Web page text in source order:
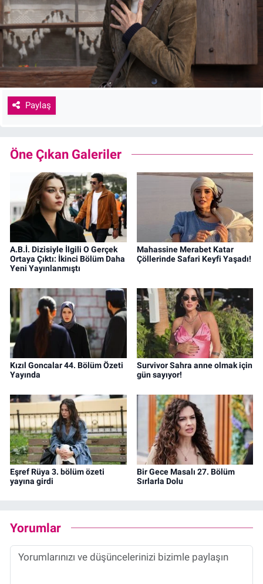
Paylaş
Öne Çıkan Galeriler
A.B.İ. Dizisiyle İlgili O Gerçek
Ortaya Çıktı: İkinci Bölüm Daha
Yeni Yayınlanmıştı
Mahassine Merabet Katar
Çöllerinde Safari Keyfi Yaşadı!
Kızıl Goncalar 44. Bölüm Özeti
Yayında
Survivor Sahra anne olmak için
gün sayıyor!
Eşref Rüya 3. bölüm özeti
yayına girdi
Bir Gece Masalı 27. Bölüm
Sırlarla Dolu
Yorumlar